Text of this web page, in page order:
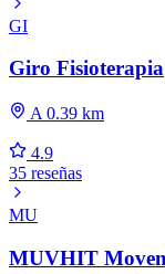
GI
Giro Fisioterapia
A 0.39 km
4.9
35 reseñas
MU
MUVHIT